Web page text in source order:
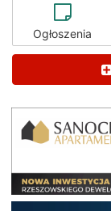
Ogłoszenia